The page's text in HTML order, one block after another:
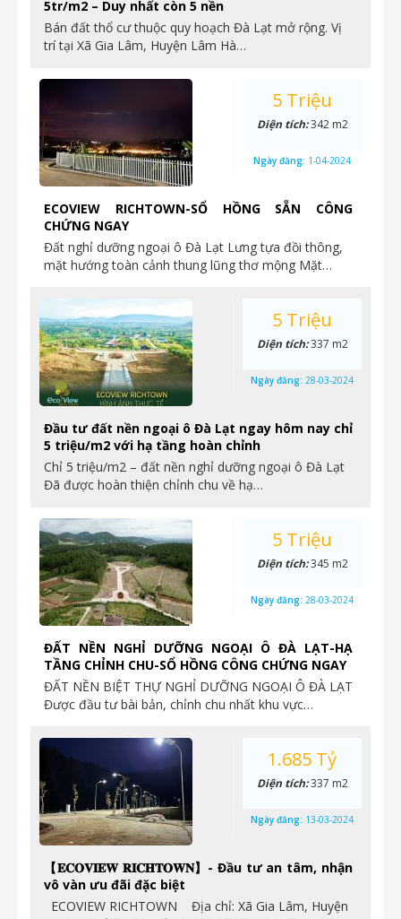
5tr/m2 – Duy nhất còn 5 nền
Bán đất thổ cư thuộc quy hoạch Đà Lạt mở rộng. Vị
trí tại Xã Gia Lâm, Huyện Lâm Hà…
ECOVIEW RICHTOWN-SỔ HỒNG SẴN CÔNG
CHỨNG NGAY
Đất nghỉ dưỡng ngoại ô Đà Lạt Lưng tựa đồi thông,
mặt hướng toàn cảnh thung lũng thơ mộng Mặt…
5 Triệu
Diện tích:342 m2
Ngày đăng: 1-04-2024
Đầu tư đất nền ngoại ô Đà Lạt ngay hôm nay chỉ
5 triệu/m2 với hạ tầng hoàn chỉnh
Chỉ 5 triệu/m2 – đất nền nghỉ dưỡng ngoại ô Đà Lạt
Đã được hoàn thiện chỉnh chu về hạ…
5 Triệu
Diện tích:337 m2
Ngày đăng: 28-03-2024
ĐẤT NỀN NGHỈ DƯỠNG NGOẠI Ô ĐÀ LẠT-HẠ
TẦNG CHỈNH CHU-SỔ HỒNG CÔNG CHỨNG NGAY
ĐẤT NỀN BIỆT THỰ NGHỈ DƯỠNG NGOẠI Ô ĐÀ LẠT
Được đầu tư bài bản, chỉnh chu nhất khu vực…
5 Triệu
Diện tích:345 m2
Ngày đăng: 28-03-2024
【𝐄𝐂𝐎𝐕𝐈𝐄𝐖 𝐑𝐈𝐂𝐇𝐓𝐎𝐖𝐍】- Đầu tư an tâm, nhận
vô vàn ưu đãi đặc biệt
ECOVIEW RICHTOWN Địa chỉ: Xã Gia Lâm, Huyện
1.685 Tỷ
Diện tích:337 m2
Ngày đăng: 13-03-2024